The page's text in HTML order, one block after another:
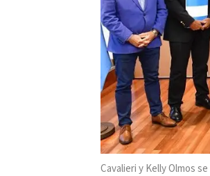
Cavalieri y Kelly Olmos